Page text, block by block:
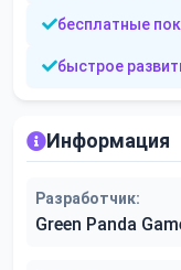
бесплатные
быстрое
Информация
Разработчик:
Green Panda